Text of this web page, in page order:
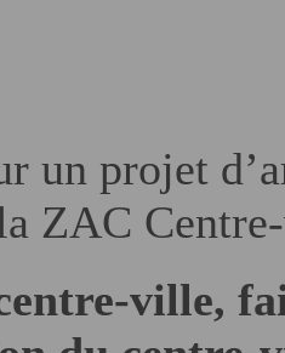
un projet
ZAC
ville,